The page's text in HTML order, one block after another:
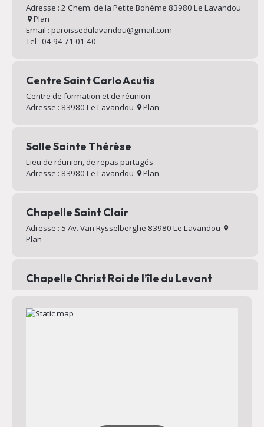
Adresse : 2 Chem. de la Petite Bohême 83980 Le Lavandou
Plan
Email : paroissedulavandou@gmail.com
Tel : 04 94 71 01 40
Centre Saint Carlo Acutis
Centre de formation et de réunion
Adresse : 83980 Le Lavandou
Plan
Salle Sainte Thérèse
Lieu de réunion, de repas partagés
Adresse : 83980 Le Lavandou
Plan
Chapelle Saint Clair
Adresse : 5 Av. Van Rysselberghe 83980 Le Lavandou
Plan
Chapelle Christ Roi de l’île du Levant